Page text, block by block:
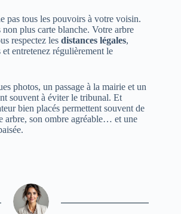
pas tous les pouvoirs à votre voisin.
plus carte blanche. Votre arbre
respectez les distances légales,
entretenez régulièrement le
photos, un passage à la mairie et un
souvent à éviter le tribunal. Et
bien placés permettent souvent de
arbre, son ombre agréable… et une